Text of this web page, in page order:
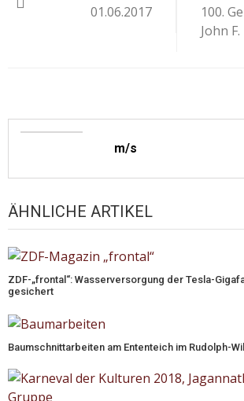
01.06.2017
100.
John
m/s
ÄHNLICHE ARTIKEL
ZDF-„frontal“: Wasserversorgung der Tesla-
gesichert
Baumschnittarbeiten am Ententeich im Rudolph-